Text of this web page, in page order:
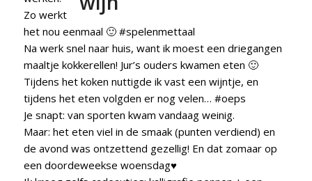
Zo werkt
het nou eenmaal 🙂 #spelenmettaal
Na werk snel naar huis, want ik moest een driegangen
maaltje kokkerellen! Jur’s ouders kwamen eten 🙂
Tijdens het koken nuttigde ik vast een wijntje, en
tijdens het eten volgden er nog velen… #oeps
Je snapt: van sporten kwam vandaag weinig.
Maar: het eten viel in de smaak (punten verdiend) en
de avond was ontzettend gezellig! En dat zomaar op
een doordeweekse woensdag♥